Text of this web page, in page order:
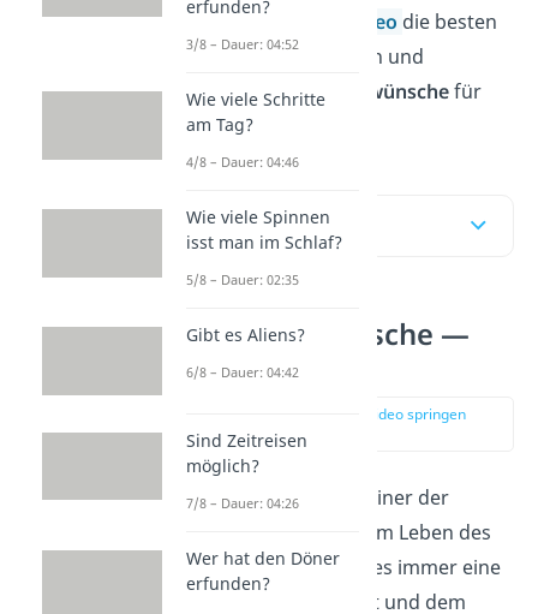
haben hier und im
Video die besten
romantischen, lustigen und
originellenHochzeitswünschefür
dich!
Inhaltsübersicht
Hochzeitswünsche —
unsere Top 3
zur Stelle im Video springen
(00:15)
DerHochzeitstag
ist einer der
Tage im Leben des
Brautpaars. Daher ist es immer eine
schöne Idee, der Braut und dem
erfunden?
3/8 – Dauer: 04:52
Wie viele Schritte
am Tag?
4/8 – Dauer: 04:46
Wie viele Spinnen
isst man im Schlaf?
5/8 – Dauer: 02:35
Gibt es Aliens?
6/8 – Dauer: 04:42
Sind Zeitreisen
möglich?
7/8 – Dauer: 04:26
Wer hat den Döner
erfunden?